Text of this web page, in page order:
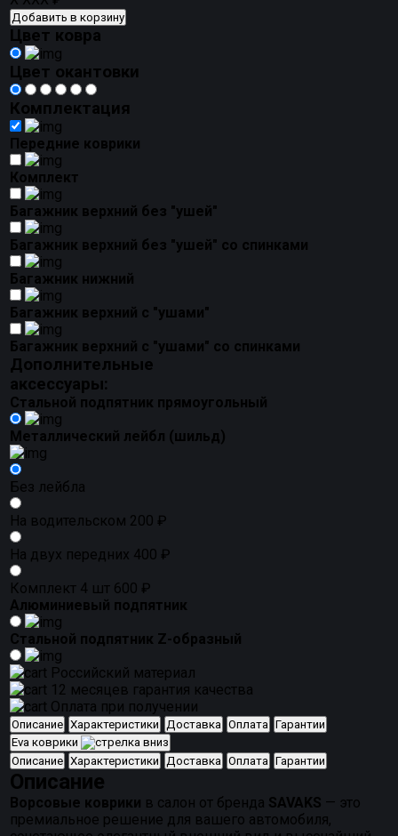
Добавить в корзину
Цвет ковра
Цвет окантовки
Комплектация
Передние коврики
Комплект
Багажник верхний без "ушей"
Багажник верхний без "ушей" со спинками
Багажник нижний
Багажник верхний с "ушами"
Багажник верхний с "ушами" со спинками
Дополнительные
аксессуары:
Стальной подпятник прямоугольный
Металлический лейбл (шильд)
Без лейбла
На водительском 200 ₽
На двух передних 400 ₽
Комплект 4 шт 600 ₽
Алюминиевый подпятник
Стальной подпятник Z-образный
Российский материал
12 месяцев гарантия качества
Оплата при получении
Описание Характеристики Доставка Оплата Гарантии
Eva коврики
Описание Характеристики Доставка Оплата Гарантии
Описание
Ворсовые коврики в салон от бренда SAVAKS — это
премиальное решение для вашего автомобиля,